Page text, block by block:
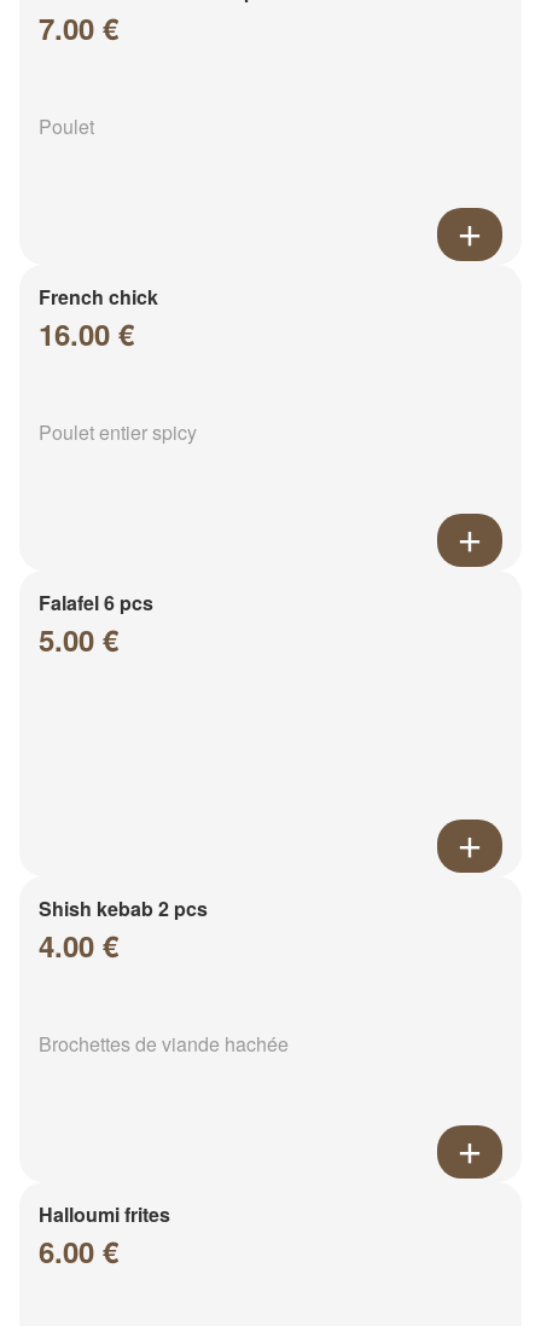
7.00 €
Poulet
French chick
16.00 €
Poulet entier spicy
Falafel 6 pcs
5.00 €
Shish kebab 2 pcs
4.00 €
Brochettes de viande hachée
Halloumi frites
6.00 €